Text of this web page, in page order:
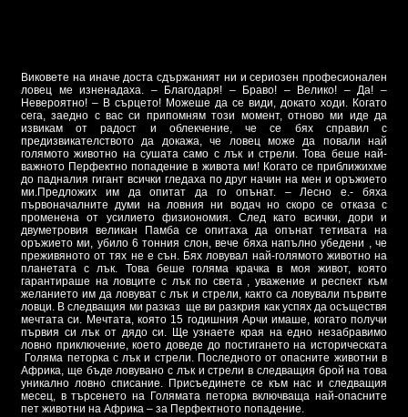
Виковете на иначе доста сдържаният ни и сериозен професионален
ловец ме изненадаха. – Благодаря! – Браво! – Велико! – Да! –
Невероятно! – В сърцето! Можеше да се види, докато ходи. Когато
сега, заедно с вас си припомням този момент, отново ми иде да
извикам от радост и облекчение, че се бях справил с
предизвикателството да докажа, че ловец може да повали най
голямото животно на сушата само с лък и стрели. Това беше най-
важното Перфектно попадение в живота ми! Когато се приближихме
до падналия гигант всички гледаха по друг начин на мен и оръжието
ми.Предложих им да опитат да го опънат. – Лесно е.- бяха
първоначалните думи на ловния ни водач но скоро се отказа с
променена от усилието физиономия. След като всички, дори и
двуметровия великан Памба се опитаха да опънат тетивата на
оръжието ми, убило 6 тонния слон, вече бяха напълно убедени , че
преживяното от тях не е сън. Бях ловувал най-голямото животно на
планетата с лък. Това беше голяма крачка в моя живот, която
гарантираше на ловците с лък по света , уважение и респект към
желанието им да ловуват с лък и стрели, както са ловували първите
ловци. В следващия ми разказ ще ви разкрия как успях да осъществя
мечтата си. Мечтата, която 15 годишния Арчи имаше, когато получи
първия си лък от дядо си. Ще узнаете края на едно незабравимо
ловно приключение, което доведе до постигането на историческата
Голяма петорка с лък и стрели. Последното от опасните животни в
Африка, ще бъде ловувано с лък и стрели в следващия брой на това
уникално ловно списание. Присъединете се към нас и следващия
месец, в търсенето на Голямата петорка включваща най-опасните
пет животни на Африка – за Перфектното попадение.